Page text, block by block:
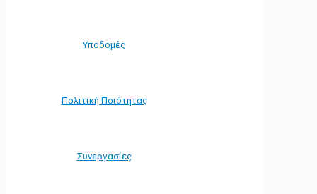
Υποδομές
Πολιτική Ποιότητας
Συνεργασίες